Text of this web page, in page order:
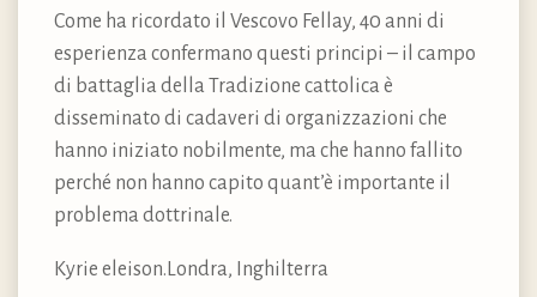
Come ha ricordato il Vescovo Fellay, 40 anni di
esperienza confermano questi principi – il campo
di battaglia della Tradizione cattolica è
disseminato di cadaveri di organizzazioni che
hanno iniziato nobilmente, ma che hanno fallito
perché non hanno capito quant’è importante il
problema dottrinale.
Kyrie eleison.Londra, Inghilterra